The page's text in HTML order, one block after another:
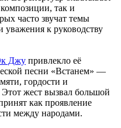
композиции, так и
часто звучат темы
к руководству
Джу привлекло её
песни «Встанем» —
гордости и
жест вызвал большой
как проявление
между народами.